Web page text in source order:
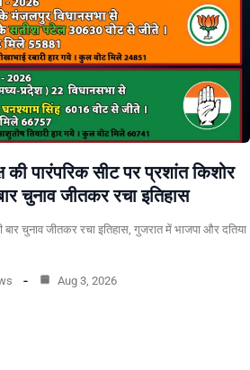
की पारंपरिक सीट पर प्रशांत किशोर
चुनाव जीतकर रचा इतिहास
बार चुनाव जीतकर रचा इतिहास, गुजरात में भाजपा और दतिया
Aug 3, 2026